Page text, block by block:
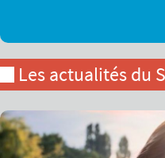
Les actualités du